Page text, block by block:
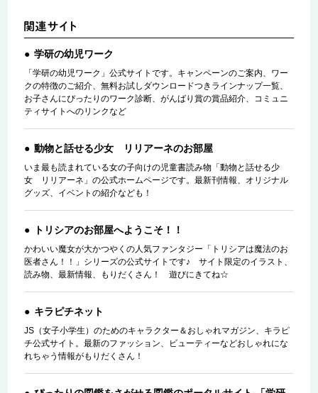
学研の幼児ワーク
「学研の幼児ワーク」公式サイトです。キャンペーンのご案内、ワー
クの特徴のご紹介、無料お試しダウンロードつきラインナップ一覧、
お子さんにぴったりのワーク診断、がんばり賞の賞品紹介、コミュニ
ティサイトへのリンクなど
動物と話せる少女 リリアーネのお部屋
いま最も読まれている女の子向けの児童書読み物「動物と話せる少
女 リリアーネ」の公式ホームページです。最新刊情報、オリジナル
グッズ、イベントの紹介なども！
トリシアのお部屋へようこそ！！
かわいい魔女が大かつやくの人気ファンタジー「トリシアは魔法のお
医者さん！！」シリーズの公式サイトです♪ サイト限定のイラスト、
読み物、最新情報、もりだくさん！ 遊びにきてね☆
キラピチネット
JS（女子小学生）のためのキャラクター＆おしゃれマガジン、キラピ
チ公式サイト。最新のファッション、ビューティーなどおしゃれにな
れちゃう情報がもりだくさん！